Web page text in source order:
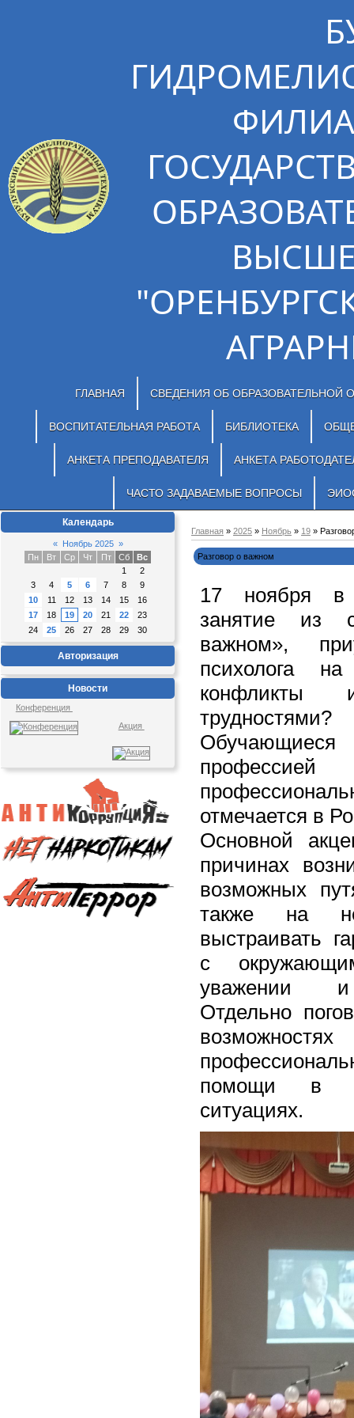
ГЛАВНАЯ СВЕДЕНИЯ ОБ ОБРАЗОВАТЕЛЬНОЙ
ВОСПИТАТЕЛЬНАЯ РАБОТА БИБЛИОТЕКА
АНКЕТА ПРЕПОДАВАТЕЛЯ АНКЕТА
ЧАСТО ЗАДАВАЕМЫЕ ВОПРОСЫ
Календарь
« Ноябрь 2025 »
Пн
Вт Ср Чт Пт Сб
Вс
1
2
3
4 5 6 7 8
9
10
11 12 13 14 15
16
17
18 19 20 21 22
23
24
25 26 27 28 29 30
Авторизация
Новости
Конференция
Акция
Главная » 2025 » Ноябрь » 19 »
Разговор о важном
17 ноября в
занятие из
важном»,
психолога
конфликты
трудностями?
отмечается в
Основной
причинах
возможных
также на
выстраивать
с
уважении и
Отдельно
помощи в
ситуациях.